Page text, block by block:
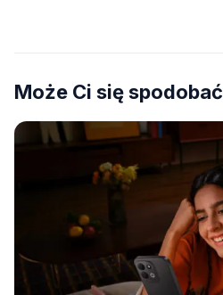
Może Ci się spodobać